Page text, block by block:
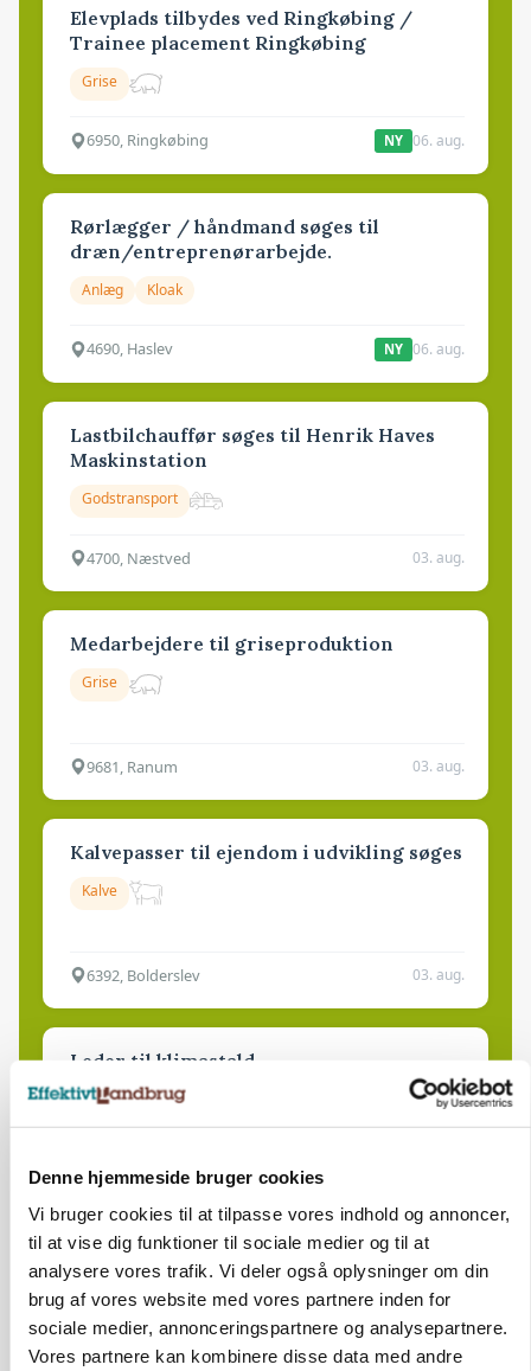
Denne hjemmeside bruger cookies
Vi bruger cookies til at tilpasse vores indhold og annoncer,
til at vise dig funktioner til sociale medier og til at
analysere vores trafik. Vi deler også oplysninger om din
brug af vores website med vores partnere inden for
sociale medier, annonceringspartnere og analysepartnere.
Vores partnere kan kombinere disse data med andre
Elevplads tilbydes ved Ringkøbing /
Trainee placement Ringkøbing
Grise
6950, Ringkøbing NY 06. aug.
Rørlægger / håndmand søges til
dræn/entreprenørarbejde.
Anlæg Kloak
4690, Haslev NY 06. aug.
Lastbilchauffør søges til Henrik Haves
Maskinstation
Godstransport
4700, Næstved 03. aug.
Medarbejdere til griseproduktion
Grise
9681, Ranum 03. aug.
Kalvepasser til ejendom i udvikling søges
Kalve
6392, Bolderslev 03. aug.
Leder til klimastald
Klimastald
9670, Løgstør